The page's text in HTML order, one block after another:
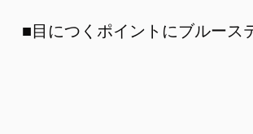
■目につくポイントにブルース